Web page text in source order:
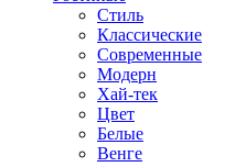
Стиль
Классические
Современные
Модерн
Хай-тек
Цвет
Белые
Венге